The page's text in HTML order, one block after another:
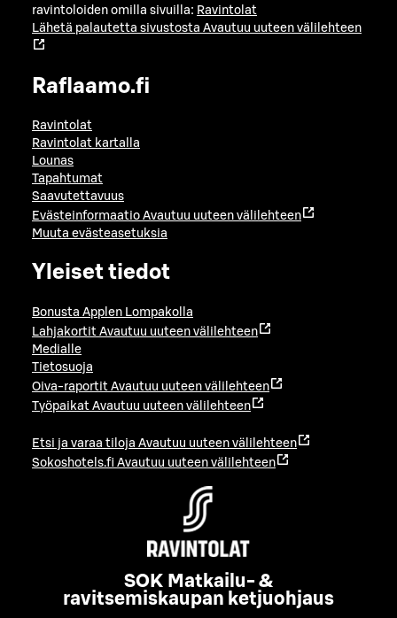
ravintoloiden omilla sivuilla: Ravintolat
Lähetä palautetta sivustosta Avautuu uuteen välilehteen
Raflaamo.fi
Ravintolat
Ravintolat kartalla
Lounas
Tapahtumat
Saavutettavuus
Evästeinformaatio Avautuu uuteen välilehteen
Muuta evästeasetuksia
Yleiset tiedot
Bonusta Applen Lompakolla
Lahjakortit Avautuu uuteen välilehteen
Medialle
Tietosuoja
Oiva-raportit Avautuu uuteen välilehteen
Työpaikat Avautuu uuteen välilehteen
Etsi ja varaa tiloja Avautuu uuteen välilehteen
Sokoshotels.fi Avautuu uuteen välilehteen
SOK Matkailu- &
ravitsemiskaupan ketjuohjaus